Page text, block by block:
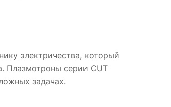
электричества, который
Плазмотроны серии CUT
задачах.